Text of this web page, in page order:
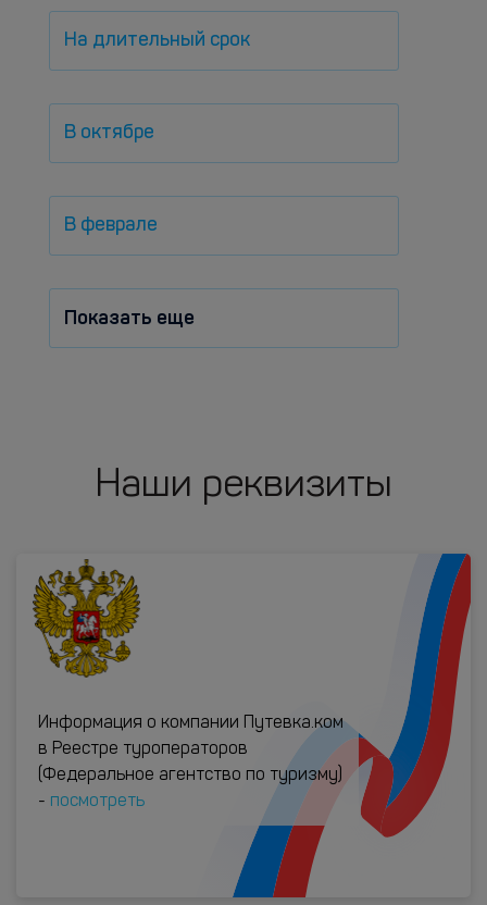
На длительный срок
В октябре
В феврале
Показать еще
Наши реквизиты
Информация о компании Путевка.ком
в Реестре туроператоров
(Федеральное агентство по туризму)
- посмотреть